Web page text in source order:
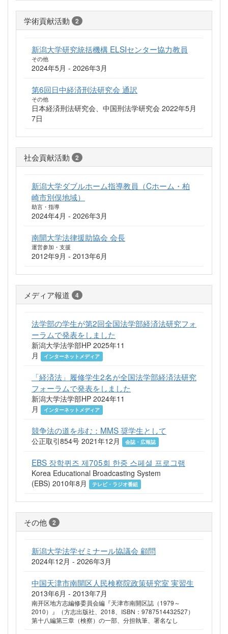
学術貢献活動 2
新潟大学研究統括機構 ELSIセンター協力教員
その他
2024年5月 - 2026年3月
第6回日中経済刑法研究会 通訳
その他
日本経済刑法研究会、中国刑法学研究会 2022年5月
7日
社会貢献活動 2
新潟大学ダブルホーム指導教員（Cホーム・柏
崎市別俣地域）
助言・指導
2024年4月 - 2026年3月
南開大学法律援助協会 会長
運営参加・支援
2012年9月 - 2013年6月
メディア報道 4
法学部の学生が第2回全国法学部経済法研究フォ
ーラムで発表をしました
新潟大学法学部HP 2025年11
月
インターネットメディア
「経済法」履修学生2名が全国法学部経済法研究
フォーラムで発表をしました
新潟大学法学部HP 2024年11
月
インターネットメディア
競争法の道を歩む：MMS 奨学生として
公正取引854号 2021年12月 会誌・広報誌
EBS 장학퀴즈 제705회 한중 스페셜 프로그램
Korea Educational Broadcasting System
(EBS) 2010年8月
テレビ・ラジオ番組
その他 2
新潟大学法学ゼミナール協議会 顧問
2024年12月 - 2026年3月
中国天津市南開区人民検察院政策研究室 実習生
2013年6月 - 2013年7月
南开区地方志編修委員会編『天津市南開区誌（1979～
2010）』（方志出版社、2018、ISBN：9787514432527）
第十八編第三章（検察）の一部、分担執筆、署名なし